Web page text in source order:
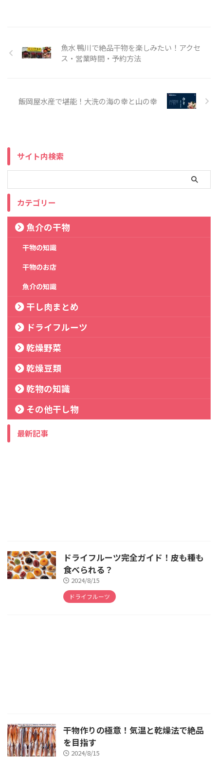
魚水 鴨川で絶品干物を楽しみたい！アクセ
ス・営業時間・予約方法
飯岡屋水産で堪能！大洗の海の幸と山の幸
サイト内検索
カテゴリー
魚介の干物
干物の知識
干物のお店
魚介の知識
干し肉まとめ
ドライフルーツ
乾燥野菜
乾燥豆類
乾物の知識
その他干し物
最新記事
ドライフルーツ完全ガイド！皮も種も
食べられる？
2024/8/15
ドライフルーツ
干物作りの極意！気温と乾燥法で絶品
を目指す
2024/8/15